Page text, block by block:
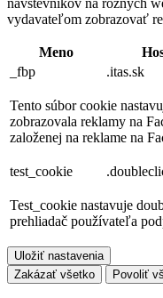
návštevníkov na rôznych
vydavateľom zobrazovať
Meno
_fbp
.itas.sk
Tento súbor cookie
zobrazovala reklamy na
založenej na reklame na
test_cookie
Test_cookie nastavuje
prehliadač používateľa
Uložiť nastavenia
Zakázať všetko
Povoliť